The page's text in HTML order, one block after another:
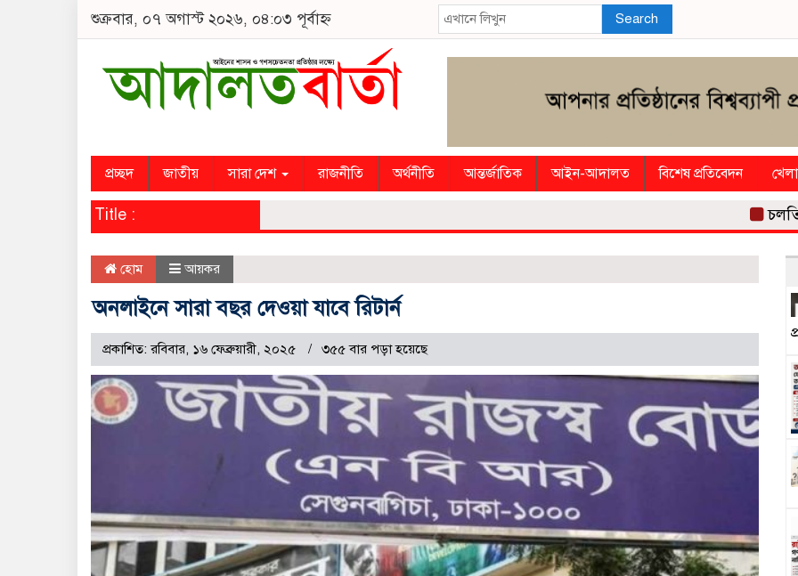
শুক্রবার, ০৭ অগাস্ট ২০২৬, ০৪:০৩ পূর্বাহ্ন Search
প্রচ্ছদ জাতীয় সারা দেশ রাজনীতি অর্থনীতি আন্তর্জাতিক আইন-আদালত বিশেষ প্রতিবেদন
Title : চলতি
হোম আয়কর
অনলাইনে সারা বছর দেওয়া যাবে রিটার্ন
প্রকাশিত: রবিবার, ১৬ ফেব্রুয়ারী, ২০২৫ ৩৫৫ বার পড়া হয়েছে